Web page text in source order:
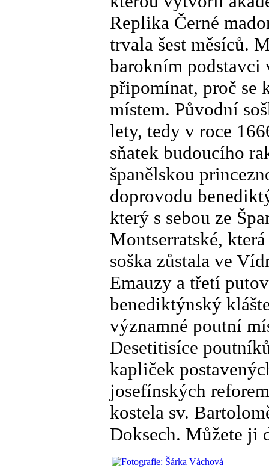
Replika Černé
trvala šest měsíců.
barokním podstavci
připomínat, proč se
místem. Původní
lety, tedy v roce
sňatek budoucího
španělskou
doprovodu
který s sebou ze
Montserratské,
soška zůstala ve
Emauzy a třetí
benediktýnský
významné poutní
Desetitisíce
kapliček
josefínských
kostela sv.
Doksech. Můžete ji